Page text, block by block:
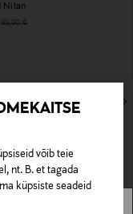
võib teie
nt. B. et tagada
küpsiste seadeid
Nitan
Price
Original Price
99,90 €